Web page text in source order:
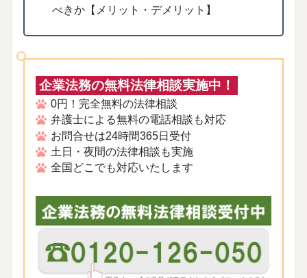
べきか【メリット・デメリット】
企業法務の無料法律相談実施中！
0円！完全無料の法律相談
弁護士による無料の電話相談も対応
お問合せは24時間365日受付
土日・夜間の法律相談も実施
全国どこでも対応いたします